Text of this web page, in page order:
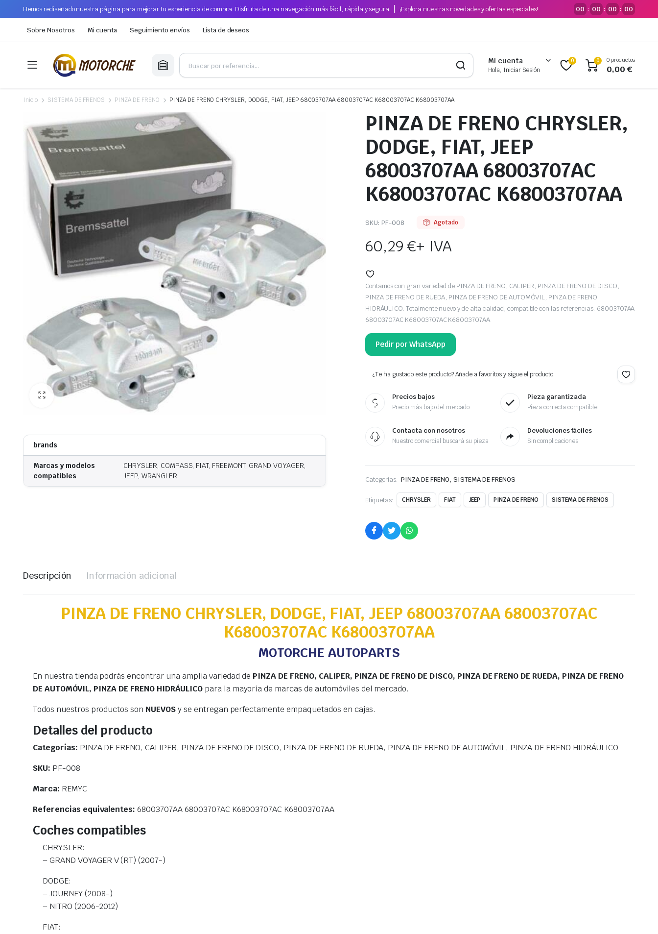
Hemos rediseñado nuestra página para mejorar tu experiencia de compra. Disfruta de una navegación más fácil, rápida y segura ¡Explora nuestras novedades y ofertas especiales! 00 : 00 : 00 : 00
Sobre Nosotros Mi cuenta Seguimiento envíos Lista de deseos
Mi cuenta
Hola, Iniciar Sesión
0 0 0 productos
0,00€
Inicio SISTEMA DE FRENOS PINZA DE FRENO PINZA DE FRENO CHRYSLER, DODGE, FIAT, JEEP 68003707AA 68003707AC K68003707AC K68003707AA
brands
Marcas y modelos
compatibles
CHRYSLER, COMPASS, FIAT, FREEMONT, GRAND VOYAGER,
JEEP, WRANGLER
PINZA DE FRENO CHRYSLER,
DODGE, FIAT, JEEP
68003707AA 68003707AC
K68003707AC K68003707AA
SKU: PF-008 Agotado
60,29€+ IVA
Contamos con gran variedad de PINZA DE FRENO, CALIPER, PINZA DE FRENO DE DISCO,
PINZA DE FRENO DE RUEDA, PINZA DE FRENO DE AUTOMÓVIL, PINZA DE FRENO
HIDRÁULICO. Totalmente nuevo y de alta calidad, compatible con las referencias: 68003707AA
68003707AC K68003707AC K68003707AA.
Pedir por WhatsApp
¿Te ha gustado este producto? Añade a favoritos y sigue el producto.
Precios bajos
Precio más bajo del mercado
Pieza garantizada
Pieza correcta compatible
Contacta con nosotros
Nuestro comercial buscará su pieza
Devoluciones fáciles
Sin complicaciones
Categorías: PINZA DE FRENO, SISTEMA DE FRENOS
Etiquetas: CHRYSLER FIAT JEEP PINZA DE FRENO SISTEMA DE FRENOS
Descripción Información adicional
PINZA DE FRENO CHRYSLER, DODGE, FIAT, JEEP 68003707AA 68003707AC
K68003707AC K68003707AA
MOTORCHE AUTOPARTS
En nuestra tienda podrás encontrar una amplia variedad de PINZA DE FRENO, CALIPER, PINZA DE FRENO DE DISCO, PINZA DE FRENO DE RUEDA, PINZA DE FRENO
DE AUTOMÓVIL, PINZA DE FRENO HIDRÁULICOpara la mayoría de marcas de automóviles del mercado.
Todos nuestros productos son NUEVOSy se entregan perfectamente empaquetados en cajas.
Detalles del producto
Categorias: PINZA DE FRENO, CALIPER, PINZA DE FRENO DE DISCO, PINZA DE FRENO DE RUEDA, PINZA DE FRENO DE AUTOMÓVIL, PINZA DE FRENO HIDRÁULICO
SKU: PF-008
Marca: REMYC
Referencias equivalentes:68003707AA 68003707AC K68003707AC K68003707AA
Coches compatibles
CHRYSLER:
– GRAND VOYAGER V (RT) (2007-)
DODGE:
– JOURNEY (2008-)
– NITRO (2006-2012)
FIAT: